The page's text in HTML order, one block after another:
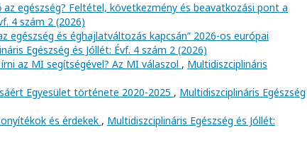
egészség? Feltétel, következmény és beavatkozási pont a
4 szám 2 (2026)
egészség és éghajlatváltozás kapcsán” 2026-os európai
Egészség és Jóllét: Évf. 4 szám 2 (2026)
az MI segítségével? Az MI válaszol , Multidiszciplináris
Egyesület története 2020-2025 , Multidiszciplináris Egészség
és érdekek , Multidiszciplináris Egészség és Jóllét: